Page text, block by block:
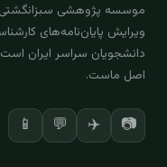
ویرایش پایان‌نامه‌های
دانشجویان سراسر ایران
اصل ماست.
📷
✈️
💬
📱